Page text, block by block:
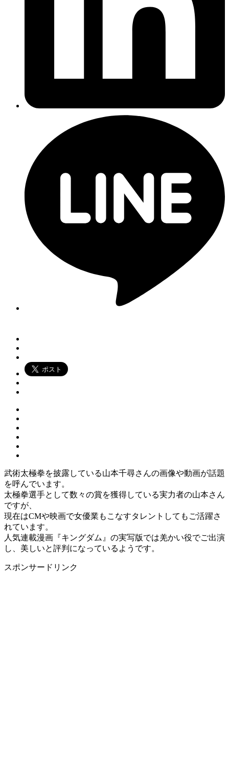
武術太極拳を披露している山本千尋さんの画像や動画が話題
を呼んでいます。
太極拳選手として数々の賞を獲得している実力者の山本さん
ですが、
現在はCMや映画で女優業もこなすタレントしてもご活躍さ
れています。
人気連載漫画『キングダム』の実写版では羌かい役でご出演
し、美しいと評判になっているようです。
スポンサードリンク